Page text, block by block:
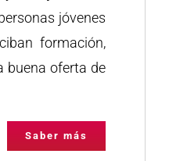
jóvenes
formación,
buena oferta de
Saber más